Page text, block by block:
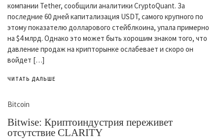
компании Tether, сообщили аналитики CryptoQuant. За
последние 60 дней капитализация USDT, самого крупного по
этому показателю долларового стейблкоина, упала примерно
на $4 млрд. Однако это может быть хорошим знаком того, что
давление продаж на крипторынке ослабевает и скоро он
войдет […]
ЧИТАТЬ ДАЛЬШЕ
Bitcoin
Bitwise: Криптоиндустрия переживет
отсутствие CLARITY